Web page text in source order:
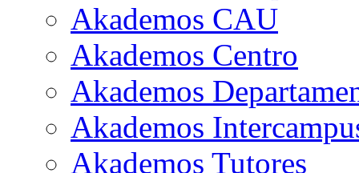
Akademos CAU
Akademos Centro
Akademos
Akademos
Akademos Tutores